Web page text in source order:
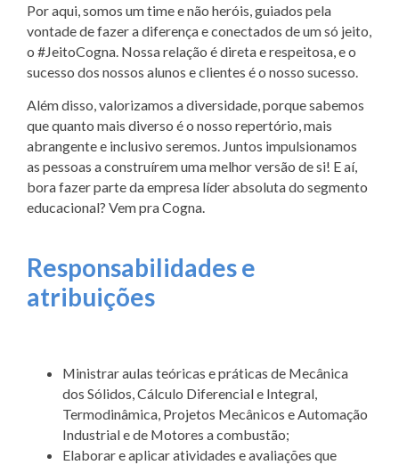
Por aqui, somos um time e não heróis, guiados pela
vontade de fazer a diferença e conectados de um só jeito,
o #JeitoCogna. Nossa relação é direta e respeitosa, e o
sucesso dos nossos alunos e clientes é o nosso sucesso.
Além disso, valorizamos a diversidade, porque sabemos
que quanto mais diverso é o nosso repertório, mais
abrangente e inclusivo seremos. Juntos impulsionamos
as pessoas a construírem uma melhor versão de si! E aí,
bora fazer parte da empresa líder absoluta do segmento
educacional? Vem pra Cogna.
Responsabilidades e
atribuições
Ministrar aulas teóricas e práticas de Mecânica
dos Sólidos, Cálculo Diferencial e Integral,
Termodinâmica, Projetos Mecânicos e Automação
Industrial e de Motores a combustão;
Elaborar e aplicar atividades e avaliações que